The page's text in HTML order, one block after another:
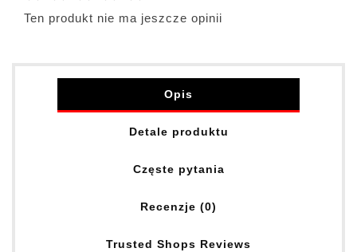
Ten produkt nie ma jeszcze opinii
Opis
Detale produktu
Częste pytania
Recenzje (0)
Trusted Shops Reviews